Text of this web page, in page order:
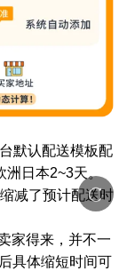
默认配送模板配
洲日本2~3天。
减了预计配送时
家得来，并不一
具体缩短时间可